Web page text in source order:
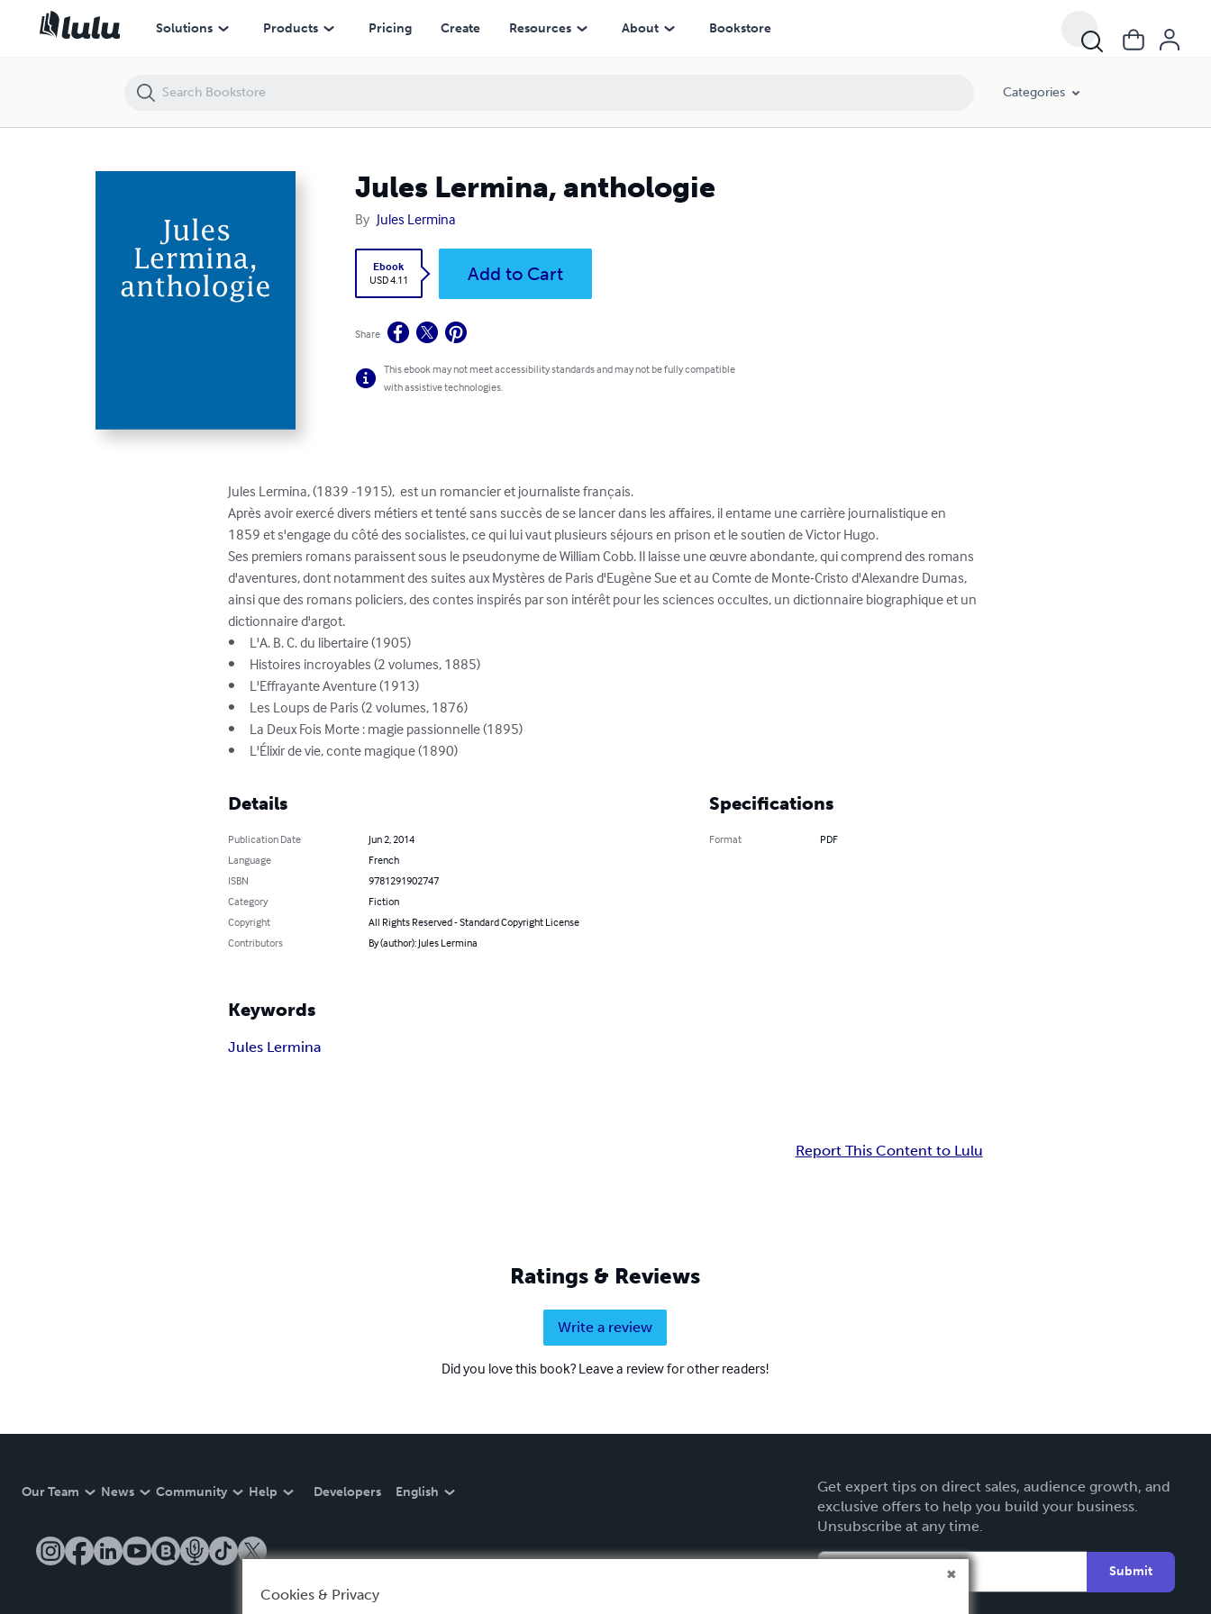
Solutions Products Pricing Create Resources About Bookstore
Categories
Jules Lermina, anthologie
By Jules Lermina
Ebook
USD 4.11
Add to Cart
Share
This ebook may not meet accessibility standards and may not be fully compatible
with assistive technologies.
Jules Lermina, (1839 -1915),  est un romancier et journaliste français.
Après avoir exercé divers métiers et tenté sans succès de se lancer dans les affaires, il entame une carrière journalistique en
1859 et s'engage du côté des socialistes, ce qui lui vaut plusieurs séjours en prison et le soutien de Victor Hugo.
Ses premiers romans paraissent sous le pseudonyme de William Cobb. Il laisse une œuvre abondante, qui comprend des romans
d'aventures, dont notamment des suites aux Mystères de Paris d'Eugène Sue et au Comte de Monte-Cristo d'Alexandre Dumas,
ainsi que des romans policiers, des contes inspirés par son intérêt pour les sciences occultes, un dictionnaire biographique et un
dictionnaire d'argot.
•	L'A. B. C. du libertaire (1905)
•	Histoires incroyables (2 volumes, 1885)
•	L'Effrayante Aventure (1913)
•	Les Loups de Paris (2 volumes, 1876)
•	La Deux Fois Morte : magie passionnelle (1895)
•	L'Élixir de vie, conte magique (1890)
Details
Publication Date
Jun 2, 2014
Language
French
ISBN
9781291902747
Category
Fiction
Copyright
All Rights Reserved - Standard Copyright License
Contributors
By (author): Jules Lermina
Specifications
Format PDF
Keywords
Jules Lermina
Report This Content to Lulu
Ratings & Reviews
Write a review
Did you love this book? Leave a review for other readers!
Our Team News Community Help Developers English
Get expert tips on direct sales, audience growth, and
exclusive offers to help you build your business.
Unsubscribe at any time.
Submit
Jules Lermina, anthologie
Cookies & Privacy